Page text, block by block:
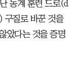
동계 훈련 드로(d
구질로 바꾼 것을
았다는 것을 증명